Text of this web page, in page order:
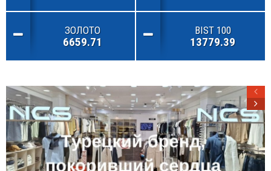
ЗОЛОТО
6659.71
BIST 100
13779.39